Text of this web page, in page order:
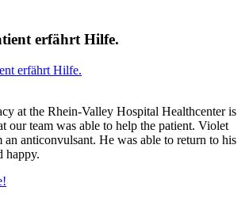
erfährt Hilfe.
at the Rhein-Valley Hospital Healthcenter is
our team was able to help the patient. Violet
an anticonvulsant. He was able to return to his
happy.